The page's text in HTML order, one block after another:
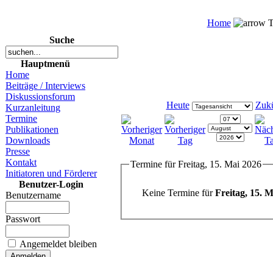
Home
Suche
Hauptmenü
Home
Beiträge / Interviews
Diskussionsforum
Kurzanleitung
Termine
Publikationen
Downloads
Presse
Kontakt
Initiatoren und Förderer
Benutzer-Login
Benutzername
Passwort
Angemeldet bleiben
Heute
Termine für Freitag, 15. Mai 2026
Keine Termine fürFreitag, 15.